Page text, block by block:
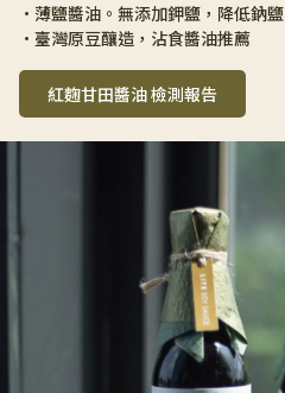
•薄鹽醬油。無添加鉀鹽，降低鈉鹽
•臺灣原豆釀造，沾食醬油推薦
紅麴甘田醬油 檢測報告